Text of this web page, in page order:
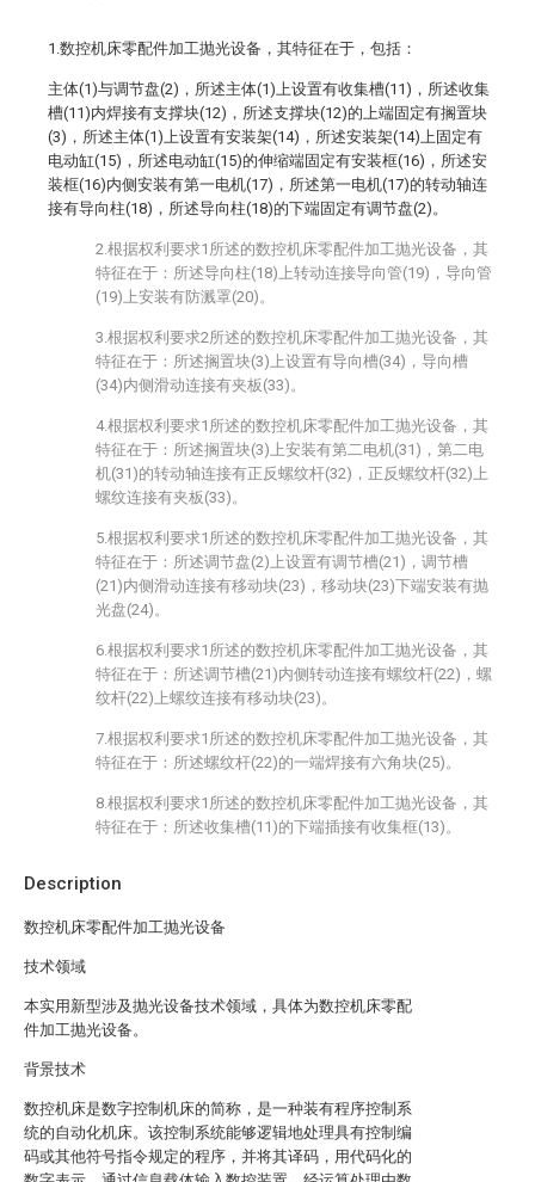
Description
数控机床零配件加工抛光设备
技术领域
本实用新型涉及抛光设备技术领域，具体为数控机床零配
件加工抛光设备。
背景技术
数控机床是数字控制机床的简称，是一种装有程序控制系
统的自动化机床。该控制系统能够逻辑地处理具有控制编
码或其他符号指令规定的程序，并将其译码，用代码化的
1.数控机床零配件加工抛光设备，其特征在于，包括：
主体(1)与调节盘(2)，所述主体(1)上设置有收集槽(11)，所述收集
槽(11)内焊接有支撑块(12)，所述支撑块(12)的上端固定有搁置块
(3)，所述主体(1)上设置有安装架(14)，所述安装架(14)上固定有
电动缸(15)，所述电动缸(15)的伸缩端固定有安装框(16)，所述安
装框(16)内侧安装有第一电机(17)，所述第一电机(17)的转动轴连
接有导向柱(18)，所述导向柱(18)的下端固定有调节盘(2)。
2.根据权利要求1所述的数控机床零配件加工抛光设备，其
特征在于：所述导向柱(18)上转动连接导向管(19)，导向管
(19)上安装有防溅罩(20)。
3.根据权利要求2所述的数控机床零配件加工抛光设备，其
特征在于：所述搁置块(3)上设置有导向槽(34)，导向槽
(34)内侧滑动连接有夹板(33)。
4.根据权利要求1所述的数控机床零配件加工抛光设备，其
特征在于：所述搁置块(3)上安装有第二电机(31)，第二电
机(31)的转动轴连接有正反螺纹杆(32)，正反螺纹杆(32)上
螺纹连接有夹板(33)。
5.根据权利要求1所述的数控机床零配件加工抛光设备，其
特征在于：所述调节盘(2)上设置有调节槽(21)，调节槽
(21)内侧滑动连接有移动块(23)，移动块(23)下端安装有抛
光盘(24)。
6.根据权利要求1所述的数控机床零配件加工抛光设备，其
特征在于：所述调节槽(21)内侧转动连接有螺纹杆(22)，螺
纹杆(22)上螺纹连接有移动块(23)。
7.根据权利要求1所述的数控机床零配件加工抛光设备，其
特征在于：所述螺纹杆(22)的一端焊接有六角块(25)。
8.根据权利要求1所述的数控机床零配件加工抛光设备，其
特征在于：所述收集槽(11)的下端插接有收集框(13)。